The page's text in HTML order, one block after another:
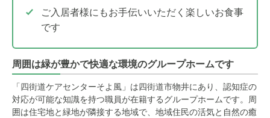
ご入居者様にもお手伝いいただく楽しいお食事
です
周囲は緑が豊かで快適な環境のグループホームです
「四街道ケアセンターそよ風」は四街道市物井にあり、認知症の
対応が可能な知識を持つ職員が在籍するグループホームです。周
囲は住宅地と緑地が隣接する地域で、地域住民の活気と自然の癒